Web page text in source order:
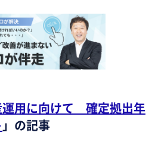
運用に向けて 確定拠出年
」の記事